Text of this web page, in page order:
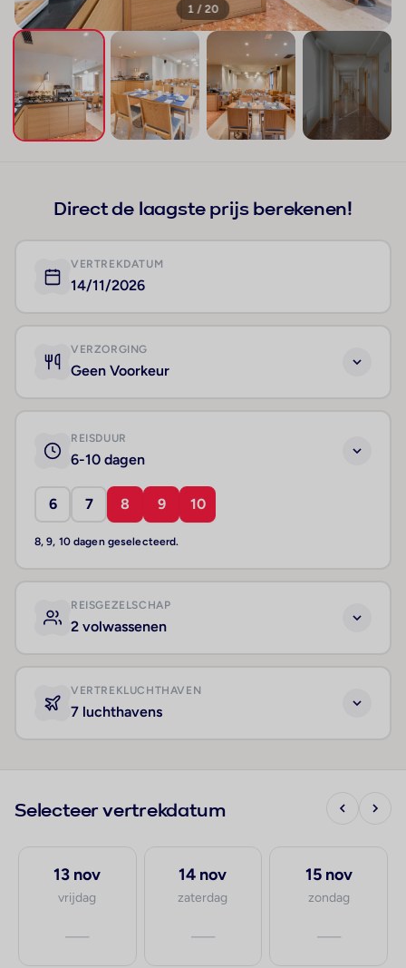
1 / 20
Direct de laagste prijs berekenen!
VERTREKDATUM
14/11/2026
VERZORGING
Geen Voorkeur
REISDUUR
6-10 dagen
6 7 8 9 10
8, 9, 10 dagen geselecteerd.
REISGEZELSCHAP
2 volwassenen
VERTREKLUCHTHAVEN
7 luchthavens
Selecteer vertrekdatum
13 nov
vrijdag
—
14 nov
zaterdag
—
15 nov
zondag
—